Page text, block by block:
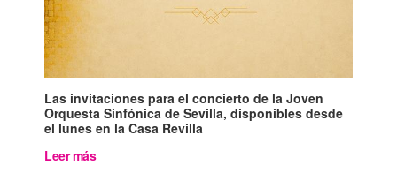
Las invitaciones para el concierto de la Joven
Orquesta Sinfónica de Sevilla, disponibles desde
el lunes en la Casa Revilla
Leer más